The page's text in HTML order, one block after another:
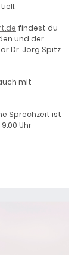
findest du
und der
Dr. Jörg Spitz
mit
Sprechzeit ist
Uhr